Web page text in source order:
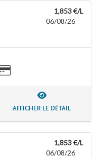
1,853 €/L
06/08/26
AFFICHER LE DÉTAIL
1,853 €/L
06/08/26